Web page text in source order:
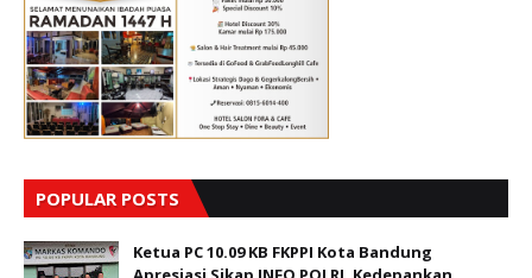
POPULAR POSTS
Ketua PC 10.09 KB FKPPI Kota Bandung